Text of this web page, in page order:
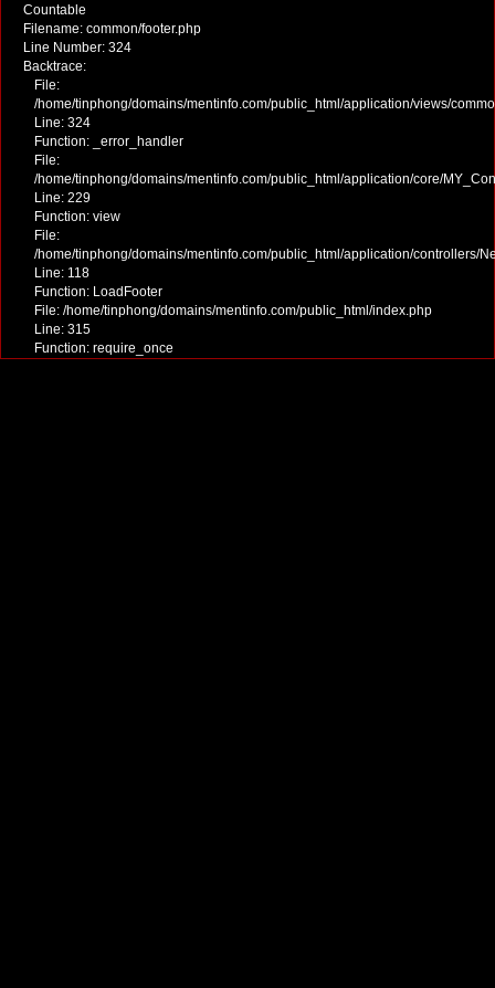
Countable
Filename: common/footer.php
Line Number: 324
Backtrace:
File:
/home/tinphong/domains/mentinfo.com/public_html/application/views/
Line: 324
Function: _error_handler
File:
/home/tinphong/domains/mentinfo.com/public_html/application/core/
Line: 229
Function: view
File:
/home/tinphong/domains/mentinfo.com/public_html/application/controllers/
Line: 118
Function: LoadFooter
File: /home/tinphong/domains/mentinfo.com/public_html/index.php
Line: 315
Function: require_once